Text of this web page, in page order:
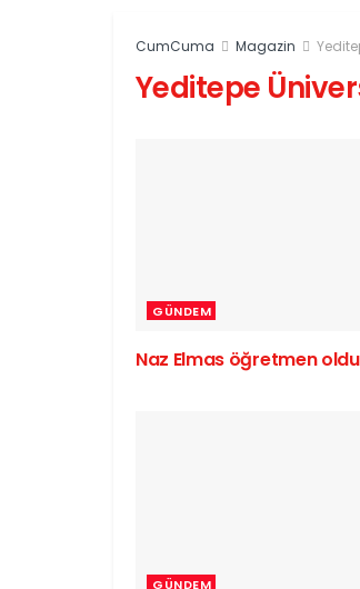
CumCuma Magazin
Yeditepe
GÜNDEM
Naz Elmas öğretmen oldu
GÜNDEM